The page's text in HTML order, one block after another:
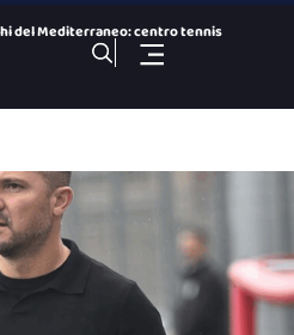
del Mediterraneo: centro tennis
spegnimento dell’area a ca
ma Uil Fp chiede un confron
DEL 5 Agosto 2026. SS Taranto primo
alla Rovescia, puntata del 5
5 Agosto 2026. ex Ilva incontro
4 Agosto 2026. ex Ilva incontro
in fiamme